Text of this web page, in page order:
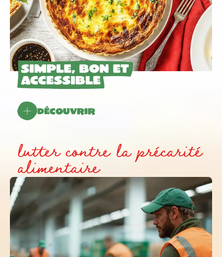
Découvrir
lutter contre la précarité
alimentaire